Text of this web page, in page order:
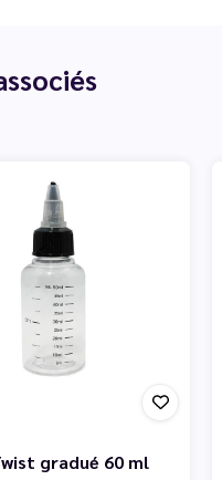
gradué 60 ml